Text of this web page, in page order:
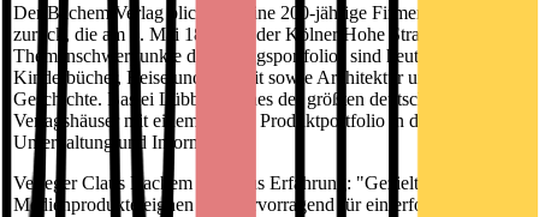
Der Bachem Verlag blickt auf eine 200-jährige Firmengeschichte
zurück, die am 4. Mai 1818 auf der Kölner Hohe Straße begann.
Themenschwerpunkte des Verlagsportfolios sind heute
Kinderbücher, Reise und Freizeit sowie Architektur und
Geschichte. Bastei Lübbe ist eines der größten deutschen
Verlagshäuser mit einem breiten Produktportfolio in den Bereichen
Unterhaltung und Information.
Verleger Claus Bachem weiß aus Erfahrung: "Gezielt entwickelte
Medienprodukte eignen sich hervorragend für ein erfolgreiches